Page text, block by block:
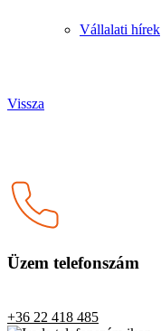
Vállalati hírek
Vissza
Üzem telefonszám
+36 22 418 485